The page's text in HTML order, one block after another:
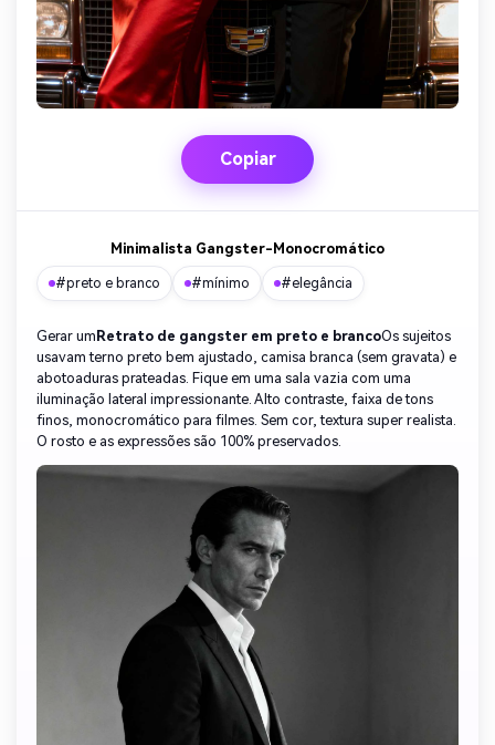
Copiar
Minimalista Gangster-Monocromático
#preto e branco #mínimo #elegância
Gerar um Retrato de gangster em preto e brancoOs sujeitos
usavam terno preto bem ajustado, camisa branca (sem gravata) e
abotoaduras prateadas. Fique em uma sala vazia com uma
iluminação lateral impressionante. Alto contraste, faixa de tons
finos, monocromático para filmes. Sem cor, textura super realista.
O rosto e as expressões são 100% preservados.